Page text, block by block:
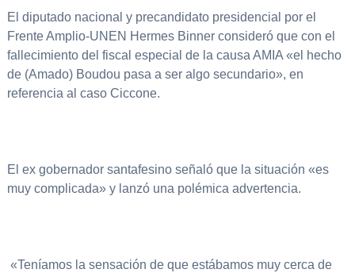
El diputado nacional y precandidato presidencial por el
Frente Amplio-UNEN Hermes Binner consideró que con el
fallecimiento del fiscal especial de la causa AMIA «el hecho
de (Amado) Boudou pasa a ser algo secundario», en
referencia al caso Ciccone.
El ex gobernador santafesino señaló que la situación «es
muy complicada» y lanzó una polémica advertencia.
«Teníamos la sensación de que estábamos muy cerca de